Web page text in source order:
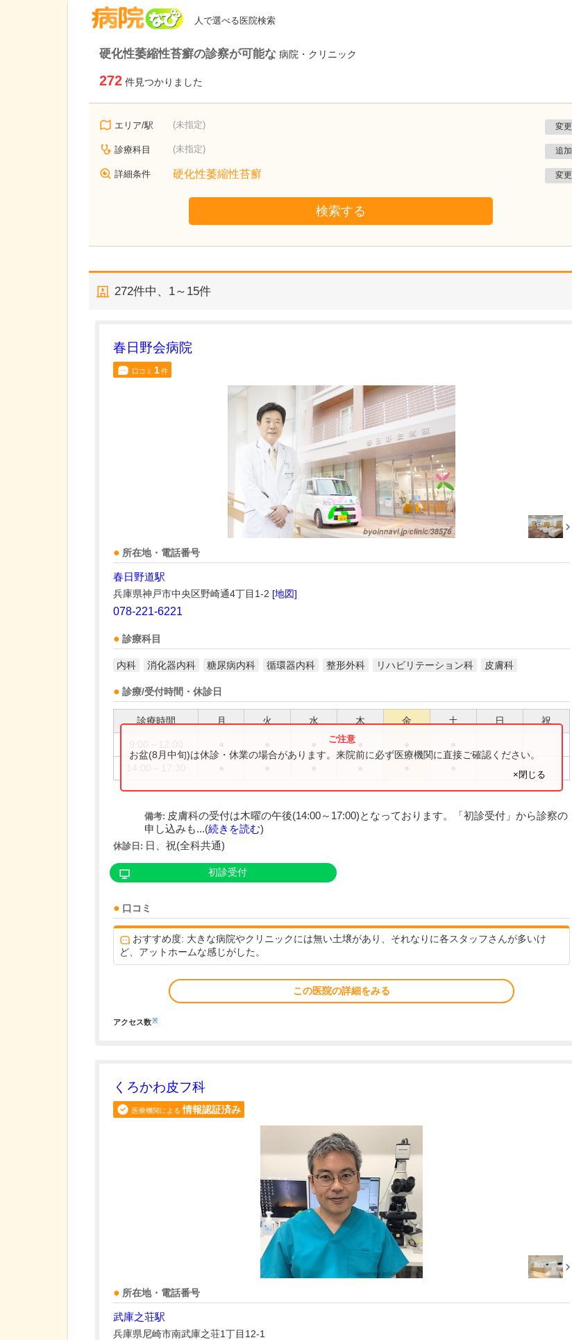
人で選べる医院検索
硬化性萎縮性苔癬の診察が可能な 病院・クリニック
272 件見つかりました
エリア/駅 (未指定) 変更
診療科目 (未指定) 追加
詳細条件 硬化性萎縮性苔癬 変更
検索する
272件中、 1～15件
春日野会病院
口コミ 1件
所在地・電話番号
春日野道駅
兵庫県神戸市中央区野崎通4丁目1-2 [地図]
078-221-6221
診療科目
内科 消化器内科 糖尿病内科 循環器内科 整形外科 リハビリテーション科 皮膚科
診療/受付時間・休診日
診療時間 月 火 水 木 金 土 日 祝
お盆(8月中旬)は休診・休業の場合があります。来院前に必ず医療機関に直接ご確認ください。
×閉じる
備考: 皮膚科の受付は木曜の午後(14:00～17:00)となっております。「初診受付」から診察の
申し込みも...(続きを読む)
休診日: 日、祝(全科共通)
初診受付
口コミ
おすすめ度: 大きな病院やクリニックには無い土壌があり、それなりに各スタッフさんが多いけ
ど、アットホームな感じがした。
この医院の詳細をみる
アクセス数※
くろかわ皮フ科
医療機関による 情報認証済み
所在地・電話番号
武庫之荘駅
兵庫県尼崎市南武庫之荘1丁目12-1
千葉県君津市
た。検査・診断を含めた
初期診療、生活習慣病の
治療・管理、予防接種、
健康診断、がん検診も含
めて患者さんのニーズに
応…